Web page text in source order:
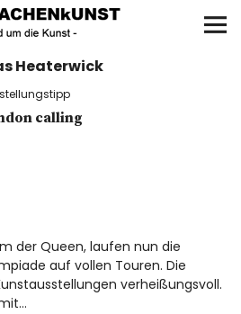
SACHEN
Heaterwick
calling
der Queen, laufen nun die
auf vollen Touren. Die
verheißungsvoll.